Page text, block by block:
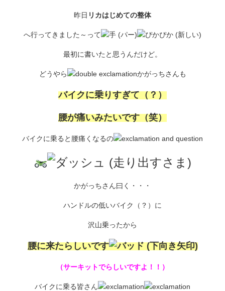
昨日 リカはじめての整体
へ行ってきました～って
最初に書いたと思うんだけど。
どうやら かがっちさんも
バイクに乗りすぎて（？）
腰が痛いみたいです（笑）
バイクに乗ると腰痛くなるの
かがっちさん曰く・・・
ハンドルの低いバイク（？）に
沢山乗ったから
腰に来たらしいです
（サーキットでらしいですよ！！）
バイクに乗る皆さん